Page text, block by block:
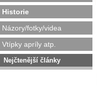
Historie
Názory/fotky/videa
Vtípky apríly atp.
Nejčtenější články